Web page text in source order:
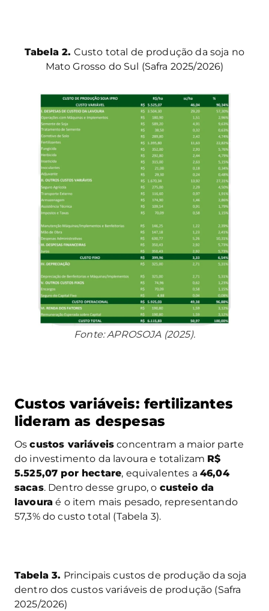
Tabela 2. Custo total de produção da soja no
Mato Grosso do Sul (Safra 2025/2026)
Fonte: APROSOJA (2025).
Custos variáveis: fertilizantes
lideram as despesas
Oscustos variáveis concentram a maior parte
do investimento da lavoura e totalizam R$
5.525,07 por hectare, equivalentes a 46,04
sacas. Dentro desse grupo, o custeio da
lavoura é o item mais pesado, representando
57,3% do custo total (Tabela 3).
Tabela 3. Principais custos de produção da soja
dentro dos custos variáveis de produção (Safra
2025/2026)